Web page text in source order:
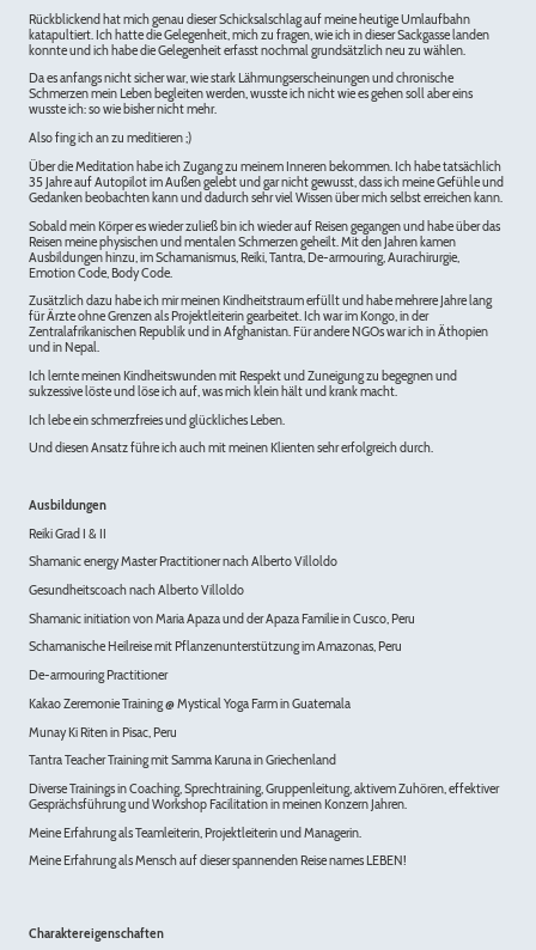
Rückblickend hat mich genau dieser Schicksalschlag auf meine heutige Umlaufbahn
katapultiert. Ich hatte die Gelegenheit, mich zu fragen, wie ich in dieser Sackgasse landen
konnte und ich habe die Gelegenheit erfasst nochmal grundsätzlich neu zu wählen.
Da es anfangs nicht sicher war, wie stark Lähmungserscheinungen und chronische
Schmerzen mein Leben begleiten werden, wusste ich nicht wie es gehen soll aber eins
wusste ich: so wie bisher nicht mehr.
Also fing ich an zu meditieren ;)
Über die Meditation habe ich Zugang zu meinem Inneren bekommen. Ich habe tatsächlich
35 Jahre auf Autopilot im Außen gelebt und gar nicht gewusst, dass ich meine Gefühle und
Gedanken beobachten kann und dadurch sehr viel Wissen über mich selbst erreichen kann.
Sobald mein Körper es wieder zuließ bin ich wieder auf Reisen gegangen und habe über das
Reisen meine physischen und mentalen Schmerzen geheilt. Mit den Jahren kamen
Ausbildungen hinzu, im Schamanismus, Reiki, Tantra, De-armouring, Aurachirurgie,
Emotion Code, Body Code.
Zusätzlich dazu habe ich mir meinen Kindheitstraum erfüllt und habe mehrere Jahre lang
für Ärzte ohne Grenzen als Projektleiterin gearbeitet. Ich war im Kongo, in der
Zentralafrikanischen Republik und in Afghanistan. Für andere NGOs war ich in Äthopien
und in Nepal.
Ich lernte meinen Kindheitswunden mit Respekt und Zuneigung zu begegnen und
sukzessive löste und löse ich auf, was mich klein hält und krank macht.
Ich lebe ein schmerzfreies und glückliches Leben.
Und diesen Ansatz führe ich auch mit meinen Klienten sehr erfolgreich durch.
Ausbildungen
Reiki Grad I & II
Shamanic energy Master Practitioner nach Alberto Villoldo
Gesundheitscoach nach Alberto Villoldo
Shamanic initiation von Maria Apaza und der Apaza Familie in Cusco, Peru
Schamanische Heilreise mit Pflanzenunterstützung im Amazonas, Peru
De-armouring Practitioner
Kakao Zeremonie Training @ Mystical Yoga Farm in Guatemala
Munay Ki Riten in Pisac, Peru
Tantra Teacher Training mit Samma Karuna in Griechenland
Diverse Trainings in Coaching, Sprechtraining, Gruppenleitung, aktivem Zuhören, effektiver
Gesprächsführung und Workshop Facilitation in meinen Konzern Jahren.
Meine Erfahrung als Teamleiterin, Projektleiterin und Managerin.
Meine Erfahrung als Mensch auf dieser spannenden Reise names LEBEN!
Charaktereigenschaften